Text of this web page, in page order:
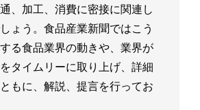
、加工、消費に密接に関連し
ょう。食品産業新聞ではこう
る食品業界の動きや、業界が
タイムリーに取り上げ、詳細
もに、解説、提言を行ってお